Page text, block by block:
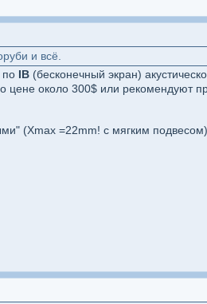
и всё.
по IB(бесконечный экран)
цене около 300$ или рекомендуют
(Хmax =22mm! с мягким подвесом)